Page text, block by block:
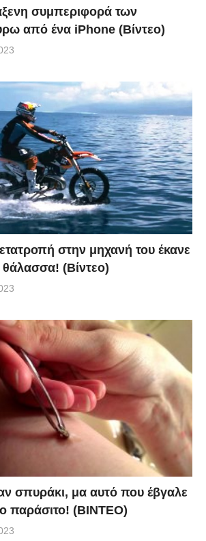
συμπεριφορά των
από ένα iPhone (Βίντεο)
στην μηχανή του έκανε
(Βίντεο)
σπυράκι, μα αυτό που έβγαλε
παράσιτο! (BINTEO)